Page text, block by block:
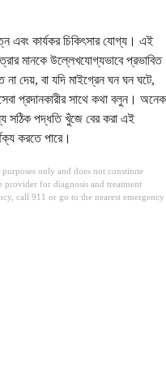
এবং কার্যকর চিকিৎসার যোগ্য। এই
মানকে উল্লেখযোগ্যভাবে প্রভাবিত
না দেয়, বা যদি মাইগ্রেন ঘন ঘন ঘটে,
প্রদানকারীর সাথে কথা বলুন। অনেক
সঠিক পদ্ধতি খুঁজে বের করা এই
করতে পারে।
only and does not constitute
provider for diagnosis and treatment
call 911 or go to the nearest emergency